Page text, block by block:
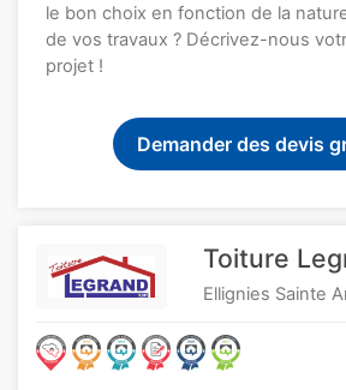
le bon choix en fonction de la
de vos travaux ? Décrivez-nous
projet !
Demander des devis
Toiture
Ellignies Sainte